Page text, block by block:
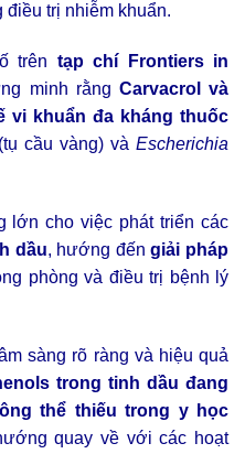
điều trị nhiễm khuẩn.
trên tạp chí Frontiers in
minh rằng Carvacrol và
vi khuẩn đa kháng thuốc
(tụ cầu vàng) và Escherichia
lớn cho việc phát triển các
dầu, hướng đếngiải pháp
phòng và điều trị bệnh lý
sàng rõ ràng và hiệu quả
trong tinh dầu đang
thể thiếu trong y học
quay về với các hoạt